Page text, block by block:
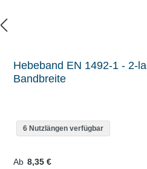
Hebeband EN 1492-1 - 2-
Bandbreite
6 Nutzlängen verfügbar
Regulärer Preis:
Ab 8,35 €